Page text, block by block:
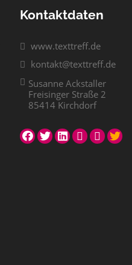
Kontaktdaten
www.texttreff.de
kontakt@texttreff.de
Susanne Ackstaller
Freisinger Straße 2
85414 Kirchdorf